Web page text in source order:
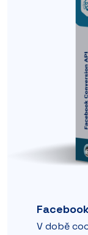
V době